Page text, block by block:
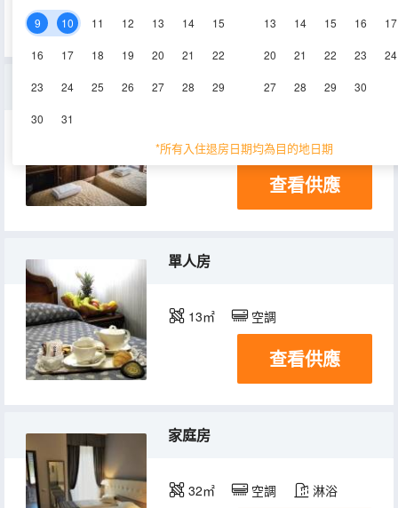
9 10 11 12 13 14 15
16 17 18 19 20 21 22
23 24 25 26 27 28 29
30 31
13 14 15 16 17
20 21 22 23 24
27 28 29 30
*所有入住退房日期均為目的地日期
雙床雙人間
18㎡ 空調
查看供應
單人房
13㎡ 空調
查看供應
家庭房
32㎡ 空調 淋浴